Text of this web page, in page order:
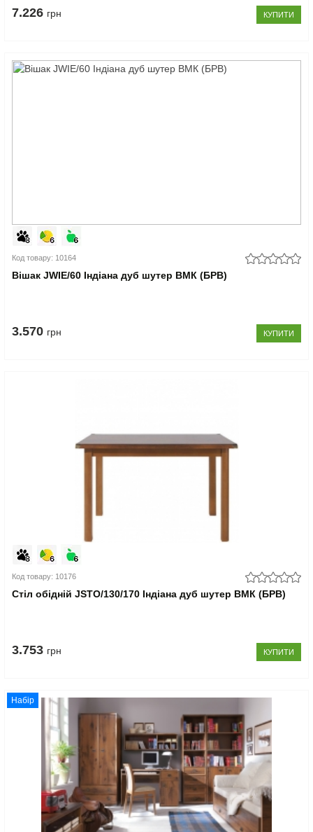
7.226 грн КУПИТИ
Код товару: 10164
Вішак JWIE/60 Індіана дуб шутер ВМК (БРВ)
3.570 грн КУПИТИ
Код товару: 10176
Стіл обідній JSTO/130/170 Індіана дуб шутер ВМК (БРВ)
3.753 грн КУПИТИ
Набір